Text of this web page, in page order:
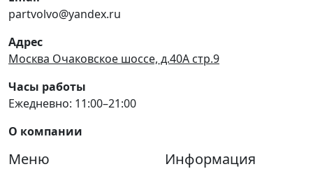
partvolvo@yandex.ru
Адрес
Москва Очаковское шоссе, д.40А стр.9
Часы работы
Ежедневно: 11:00–21:00
О компании
Меню Информация